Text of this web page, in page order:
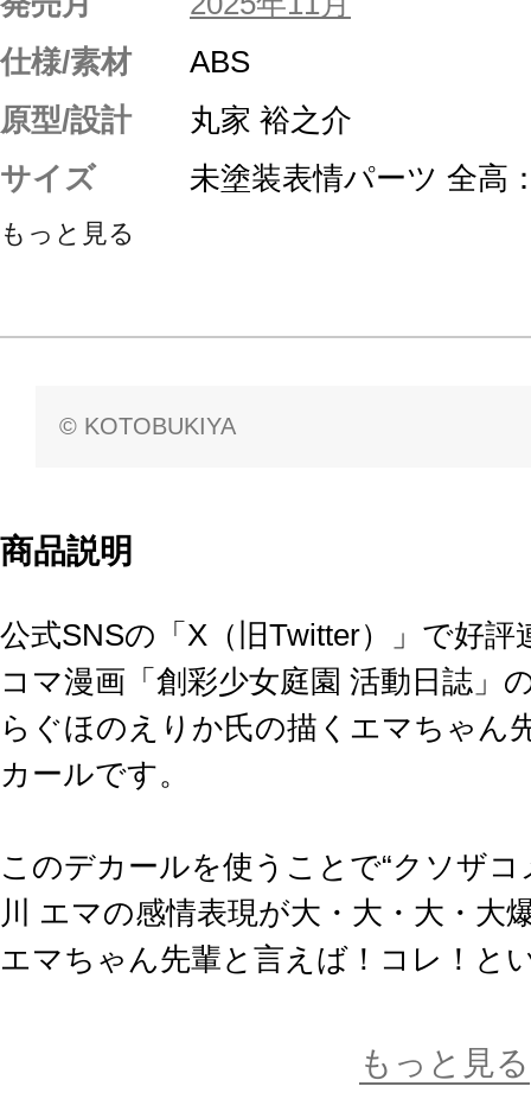
仕様/素材
ABS
原型/設計
丸家 裕之介
サイズ
未塗装表情パーツ 全高
もっと見る
© KOTOBUKIYA
商品説明
公式SNSの「X（旧Twitter）」で好
コマ漫画「創彩少女庭園 活動日誌」
らぐほのえりか氏の描くエマちゃん
カールです。
このデカールを使うことで“クソザ
川 エマの感情表現が大・大・大・大
エマちゃん先輩と言えば！コレ！と
もっと見る